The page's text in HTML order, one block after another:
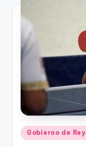
Publicado
en
Gobierno de